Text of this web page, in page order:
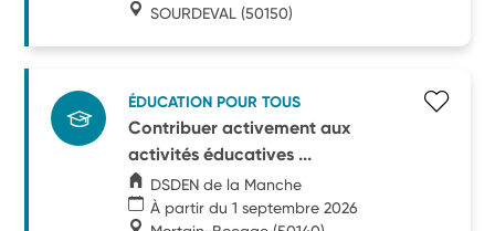
SOURDEVAL (50150)
ÉDUCATION POUR TOUS
Contribuer activement aux
activités éducatives ...
DSDEN de la Manche
À partir du 1 septembre 2026